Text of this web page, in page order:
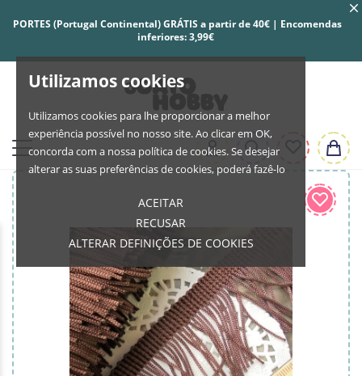
Utilizamos cookies
Utilizamos cookies para lhe proporcionar a melhor
experiência possível no nosso site. Ao clicar em OK,
concorda com a nossa política de cookies. Se desejar
alterar as suas preferências de cookies, poderá fazê-lo
ACEITAR
RECUSAR
ALTERAR DEFINIÇÕES DE COOKIES
PORTES (Portugal Continental) GRÁTIS a partir de 40€ | Encomendas
inferiores: 3,99€